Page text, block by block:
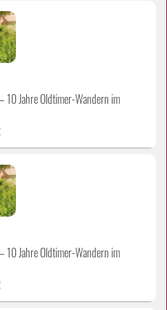
10 Jahre Oldtimer-Wandern im
10 Jahre Oldtimer-Wandern im